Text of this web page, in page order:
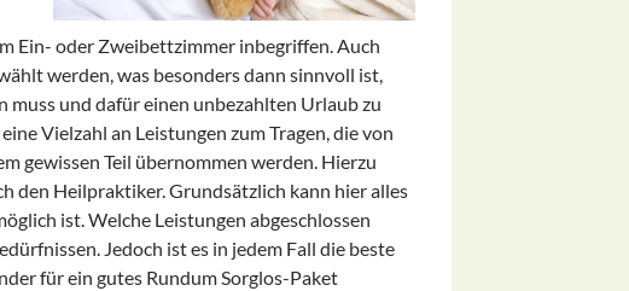
Ein- oder Zweibettzimmer inbegriffen. Auch
werden, was besonders dann sinnvoll ist,
und dafür einen unbezahlten Urlaub zu
Vielzahl an Leistungen zum Tragen, die von
gewissen Teil übernommen werden. Hierzu
den Heilpraktiker. Grundsätzlich kann hier alles
ist. Welche Leistungen abgeschlossen
Jedoch ist es in jedem Fall die beste
für ein gutes Rundum Sorglos-Paket